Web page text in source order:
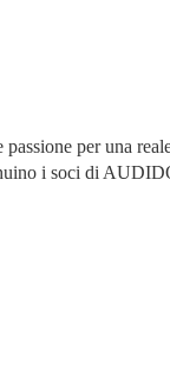
per una
i soci di